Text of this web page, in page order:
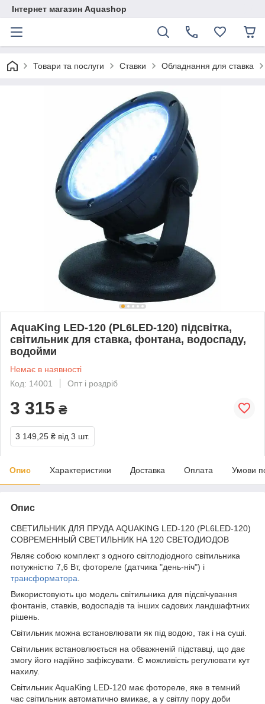
Інтернет магазин Aquashop
Товари та послуги Ставки Обладнання для ставка
AquaKing LED-120 (PL6LED-120) підсвітка,
світильник для ставка, фонтана, водоспаду,
водойми
Немає в наявності
Код: 14001
Опт і роздріб
3 315 ₴
3 149,25 ₴ від 3 шт.
Опис Характеристики Доставка Оплата Умови
Опис
СВЕТИЛЬНИК ДЛЯ ПРУДА AQUAKING LED-120 (PL6LED-120)
СОВРЕМЕННЫЙ СВЕТИЛЬНИК НА 120 СВЕТОДИОДОВ
Являє собою комплект з одного світлодіодного світильника
потужністю 7,6 Вт, фотореле (датчика "день-ніч") і
трансформатора
Використовують цю модель світильника для підсвічування
фонтанів, ставків, водоспадів та інших садових ландшафтних
рішень.
Світильник можна встановлювати як під водою, так і на суші.
Світильник встановлюється на обважненій підставці, що дає
змогу його надійно зафіксувати. Є можливість регулювати кут
нахилу.
Світильник AquaKing LED-120 має фотореле, яке в темний
час світильник автоматично вмикає, а у світлу пору доби